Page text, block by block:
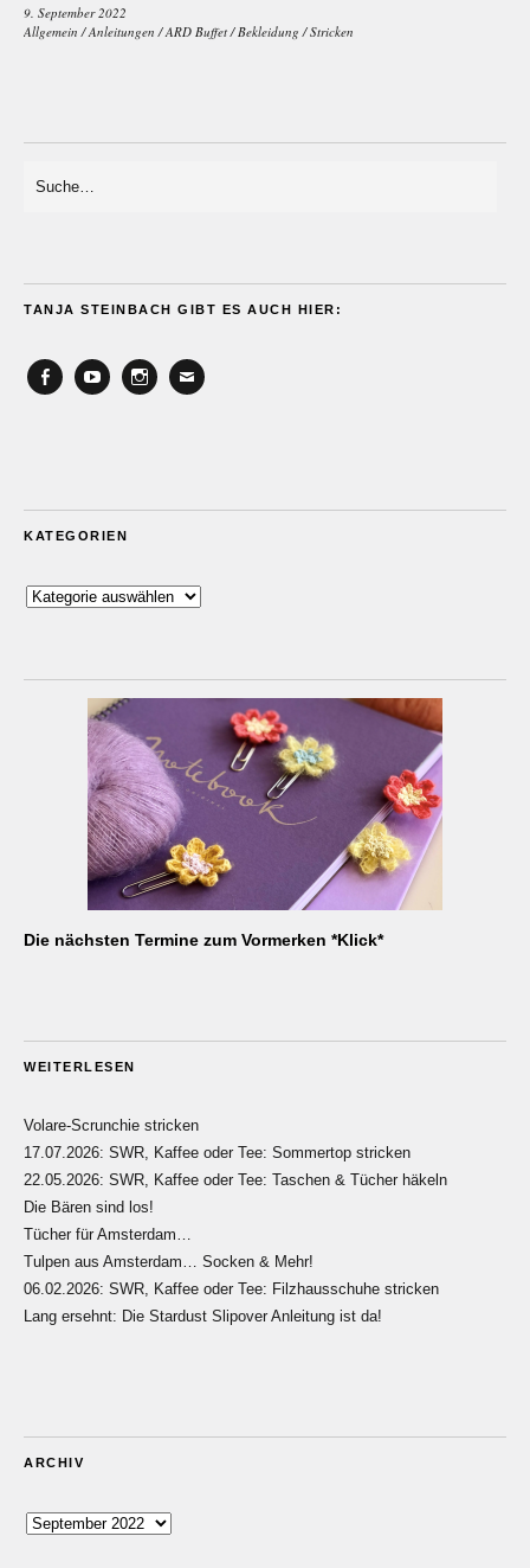
9. September 2022
Allgemein /Anleitungen /ARD Buffet/Bekleidung /Stricken
TANJA STEINBACH GIBT ES AUCH HIER:
KATEGORIEN
Kategorien
Die nächsten Termine zum Vormerken *Klick*
WEITERLESEN
Volare-Scrunchie stricken
17.07.2026: SWR, Kaffee oder Tee: Sommertop stricken
22.05.2026: SWR, Kaffee oder Tee: Taschen & Tücher häkeln
Die Bären sind los!
Tücher für Amsterdam…
Tulpen aus Amsterdam… Socken & Mehr!
06.02.2026: SWR, Kaffee oder Tee: Filzhausschuhe stricken
Lang ersehnt: Die Stardust Slipover Anleitung ist da!
ARCHIV
Archiv